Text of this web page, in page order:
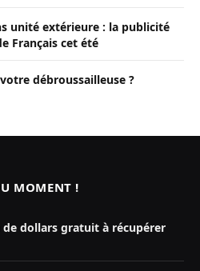
unité extérieure : la publicité
Français cet été
débroussailleuse ?
MOMENT !
de dollars gratuit à récupérer